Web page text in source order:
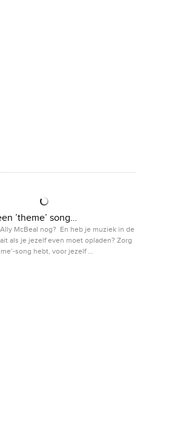
’theme’ song…
McBeal nog? En heb je muziek in de
als je jezelf even moet opladen? Zorg
song hebt, voor jezelf …